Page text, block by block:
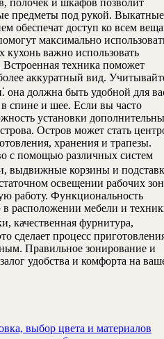
полочек и шкафов позволит
предметы под рукой. Выкатные
обеспечат доступ ко всем
максимально
кухонь важно использовать
техника поможет
аккуратный вид.
она должна быть удобной для
спине и шее. Если вы часто
установки
Остров может стать
хранения и трапезы.
с помощью различных систем
выдвижные корзины и
освещении рабочих
работу. Функциональность
в расположении мебели и
качественная фурнитура,
сделает процесс
Правильное зонирование и
удобства и комфорта на
выбор цвета и материалов